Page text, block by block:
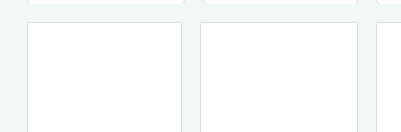
was: is: